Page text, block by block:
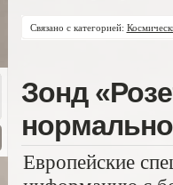
Связано с категорией:
Зонд
Европейские